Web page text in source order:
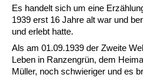
Es handelt sich um eine
1939 erst 16 Jahre alt war und
und erlebt hatte.
Als am 01.09.1939 der Zweite
Leben in Ranzengrün, dem
Müller, noch schwieriger und es